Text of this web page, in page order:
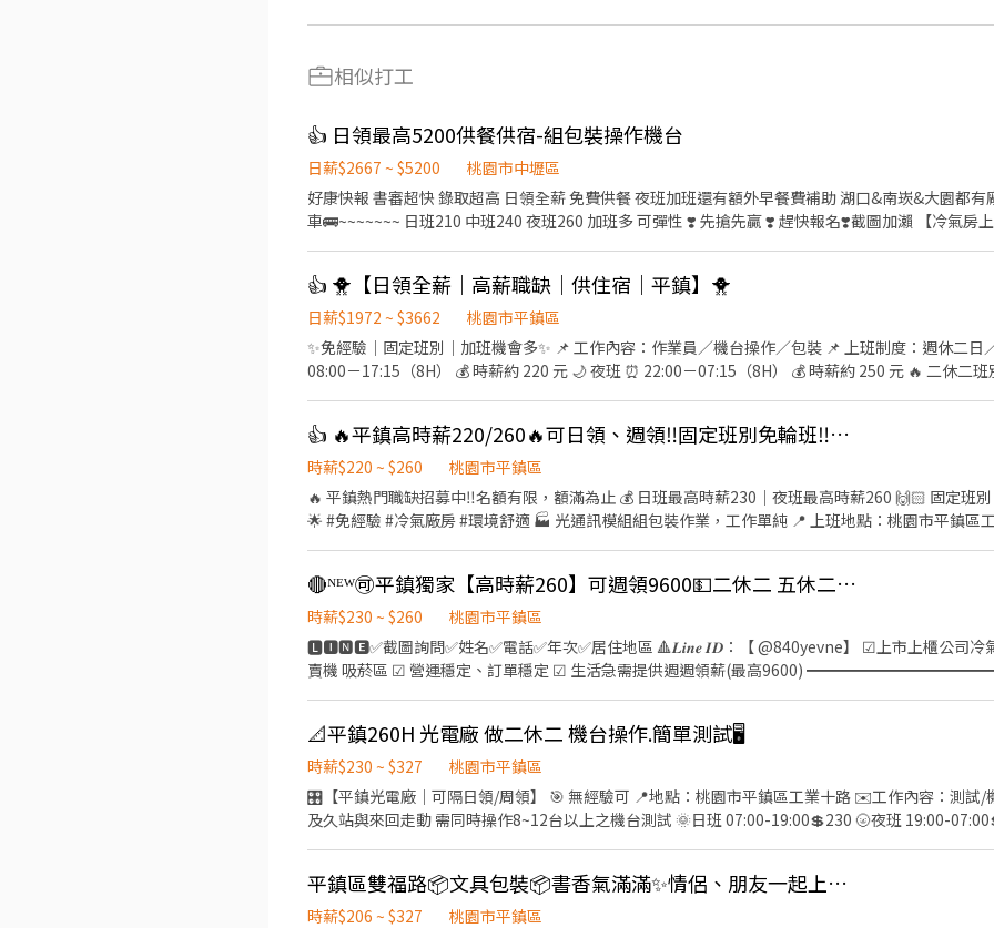
相似打工
👍 日領最高5200供餐供宿-組包裝操作機台
日薪$2667 ~ $5200
桃園市中壢區
好康快報 書審超快 錄取超高 日領全薪 免費供餐 夜班加班還有額外早餐費補助 湖口&南崁&大園都有廠區 ~~~~~~🚌提供免費交通
車🚌~~~~~~~ 日班210 中班240 夜班260 加班多 可彈性 ❣️ 先搶先贏 ❣️ 趕快報名❣️截圖加瀨 【冷氣房上班】【週休六日、見紅休】
薪 #高額週領一萬 #轉他人帳戶 #現金 ⚡️⚡️⚡️名額有限 截圖✚ ʟɪɴᴇ 報名 ⚡️⚡️⚡️ 安心求職請找💼徐小姐 點擊快速✚好友：
https://lin.ee/JefzYJo
👍 🐥【日領全薪｜高薪職缺｜供住宿｜平鎮】🐥
日薪$1972 ~ $3662
桃園市平鎮區
✨免經驗｜固定班別｜加班機會多✨ 📌 工作內容：作業員／機台操作／包裝 📌 上班制度：週休二日／二休二 可選 🌞 日班 ⏰
08:00－17:15（8H） 💰 時薪約 220 元 🌙 夜班 ⏰ 22:00－07:15（8H） 💰 時薪約 250 元 🔥 二休二班別也有缺！ 日班／夜班皆可
提供住宿 #平鎮 #中壢#桃園 #八德 #日領全薪 #高額週領一萬 #轉他人帳戶 #現金 ⚡️⚡️⚡️名額有限 截圖✚
找💼徐小姐 點擊快速✚好友： https://lin.ee/JefzYJo
👍 🔥平鎮高時薪220/260🔥可日領、週領‼️固定班別免輪班‼️週休二日💯錄取率高✨
時薪$220 ~ $260
桃園市平鎮區
🔥 平鎮熱門職缺招募中‼️名額有限，額滿為止 💰 日班最高時薪230｜夜班最高時薪260 🙌🏻 固定班
🌟 #免經驗 #冷氣廠房 #環境舒適 🏭 光通訊模組組包裝作業，工作單純 📍 上班地點：桃園市平鎮區工業十路 👉 休假制度： ✔️ 週
費依勞基法另計 👉 用餐方式： 🍱 日班午餐80元／餐（薪資內扣） 👉 工作內容： ✔️ 光通訊模組組裝、包裝 ✔️ 全程穿無塵衣、
配戴口罩 ✔️ 久站作業 #平鎮工作 #高時薪 #固定班 #免輪班 #週休二日 #二休二 #光通訊 #免經驗 #冷氣廠房 #快速上工 #桃園工作
▃▃▃ 截圖私訊 快速報名 ▃▃▃ 📲 瀨 ID：00tingting 💬 私訊婷婷小姐，立即安排上工🥳
🔴ᴺᴱᵂ🉑️平鎮獨家【高時薪260】可週領9600💵二休二 五休二自選☑️冷氣房
時薪$230 ~ $260
桃園市平鎮區
🅻🅸🅽🅴✅截圖詢問✅姓名✅電話✅年次✅居住地區 🔺𝑳𝒊𝒏𝒆 𝑰𝑫：【 @840yevne】 ☑上市上櫃公司冷氣房作業環
賣機 吸菸區 ☑ 營運穩定、訂單穩定 ☑ 生活急需提供週週領薪(最高9600)
$250 $44,000-$89,600 ⛔️二休二工作時間： ✨日班08:00-20:00 $230 $36,800-$57,500 ✨夜班
📐平鎮260H 光電廠 做二休二 機台操作.簡單測試🖥️
時薪$230 ~ $327
桃園市平鎮區
🎛️【平鎮光電廠｜可隔日領/周領】 🎯 無經驗可 📍地點：桃園市平鎮區工業十路 ✉️工作內容：測試/機台操作 須會電腦基本操作
及久站與來回走動 需同時操作8~12台以上之機台測試 🌞日班 07:00-19:00💲230 🌝夜班 19:00-07:00💲260 🧼休假：做二休二 📲
平鎮區雙福路📦文具包裝📦書香氣滿滿✨情侶、朋友一起上工也OK✨
時薪$206 ~ $327
桃園市平鎮區